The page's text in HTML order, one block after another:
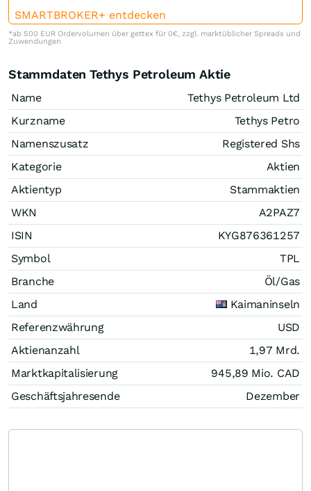
SMARTBROKER+ entdecken
*ab 500 EUR Ordervolumen über gettex für 0€, zzgl. marktüblicher Spreads und
Zuwendungen
Stammdaten Tethys Petroleum Aktie
Name
Tethys Petroleum Ltd
Kurzname
Tethys Petro
Namenszusatz
Registered Shs
Kategorie
Aktien
Aktientyp
Stammaktien
WKN
A2PAZ7
ISIN
KYG876361257
Symbol
TPL
Branche
Öl/Gas
Land
Kaimaninseln
Referenzwährung
USD
Aktienanzahl
1,97 Mrd.
Marktkapitalisierung
945,89 Mio. CAD
Geschäftsjahresende
Dezember